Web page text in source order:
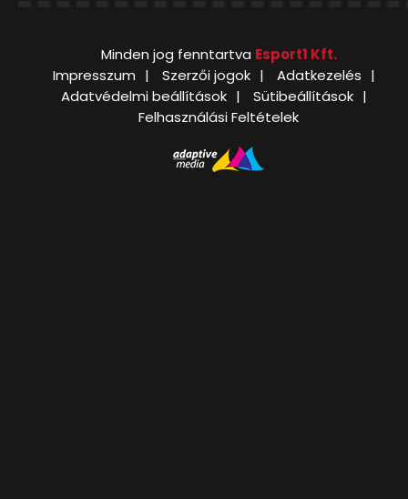
Minden jog fenntartva Esport1 Kft.
Impresszum
Szerzői jogok
Adatkezelés
Adatvédelmi beállítások
Sütibeállítások
Felhasználási Feltételek